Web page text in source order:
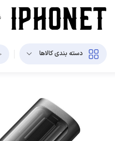
دسته بندی کالاها